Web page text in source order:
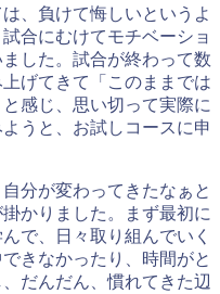
、負けて悔しいというよ
合にむけてモチベーショ
した。試合が終わって数
げてきて「このままでは
感じ、思い切って実際に
うと、お試しコースに申
分が変わってきたなぁと
かりました。まず最初に
で、日々取り組んでいく
きなかったり、時間がと
だんだん、慣れてきた辺